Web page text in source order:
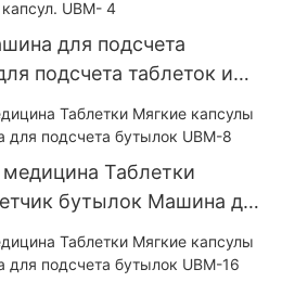
для подсчета
подсчета таблеток и
Таблетки
бутылок Машина для
8